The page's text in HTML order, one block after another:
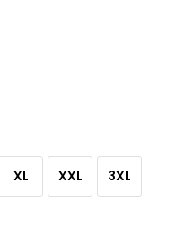
XL XXL 3XL